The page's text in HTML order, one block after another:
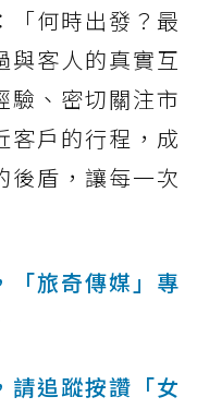
「何時出發？最
與客人的真實互
驗、密切關注市
客戶的行程，成
後盾，讓每一次
「旅奇傳媒」專
請追蹤按讚「女